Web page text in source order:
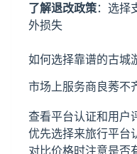
了解退改政策：选择
外损失
如何选择靠谱的古城
市场上服务商良莠不
查看平台认证和用户
优先选择来旅行平台
对比价格时注意是否